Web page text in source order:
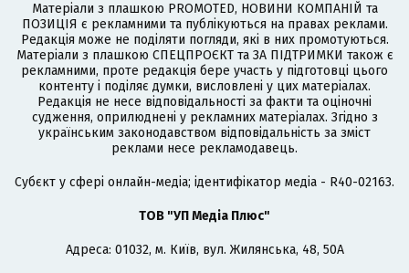
Матеріали з плашкою PROMOTED, НОВИНИ КОМПАНІЙ та
ПОЗИЦІЯ є рекламними та публікуються на правах реклами.
Редакція може не поділяти погляди, які в них промотуються.
Матеріали з плашкою СПЕЦПРОЄКТ та ЗА ПІДТРИМКИ також є
рекламними, проте редакція бере участь у підготовці цього
контенту і поділяє думки, висловлені у цих матеріалах.
Редакція не несе відповідальності за факти та оціночні
судження, оприлюднені у рекламних матеріалах. Згідно з
українським законодавством відповідальність за зміст
реклами несе рекламодавець.
Cубєкт у сфері онлайн-медіа; ідентифікатор медіа - R40-02163.
ТОВ "УП Медіа Плюс"
Адреса: 01032, м. Київ, вул. Жилянська, 48, 50А